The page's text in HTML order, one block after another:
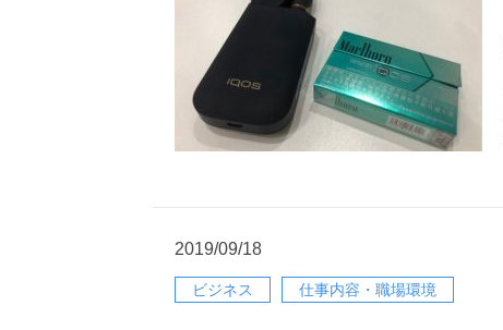
2019/09/18
ビジネス 仕事内容・職場環境